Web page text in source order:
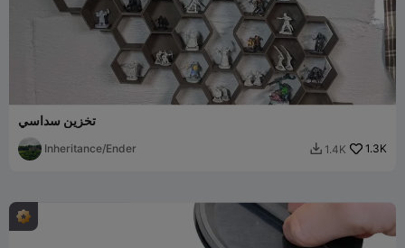
تخزين سداسي
Inheritance/Ender  1.4K 1.3K